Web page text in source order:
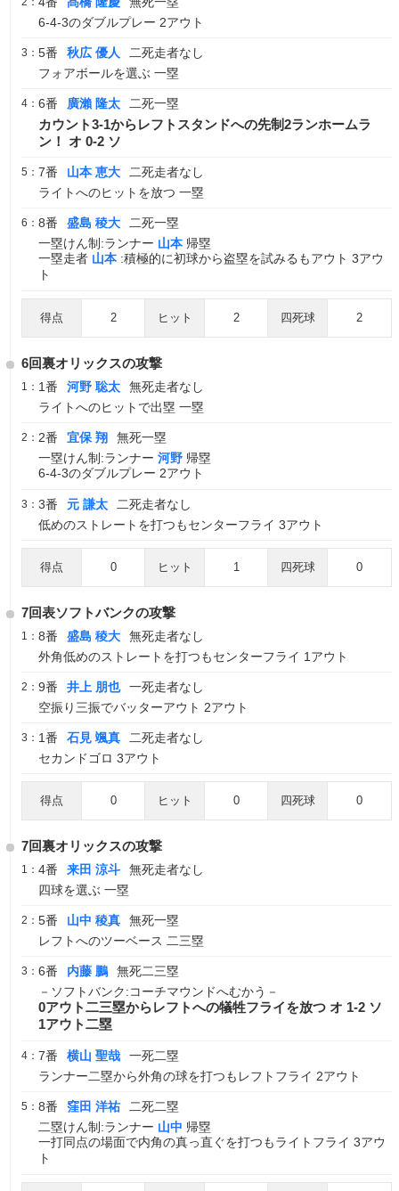
6-4-3のダブルプレー 2アウト
3： 5番 秋広 優人
二死走者なし
フォアボールを選ぶ 一塁
4： 6番 廣瀨 隆太 二死一塁
カウント3-1からレフトスタンドへの先制2ランホームラ
ン！ オ 0-2 ソ
5： 7番 山本 恵大
二死走者なし
ライトへのヒットを放つ 一塁
6： 8番 盛島 稜大
二死一塁
一塁けん制:ランナー 山本 帰塁
一塁走者 山本 :積極的に初球から盗塁を試みるもアウト 3アウ
ト
得点 2 ヒット 2 四死球 2
6回裏オリックスの攻撃
1： 1番 河野 聡太
無死走者なし
ライトへのヒットで出塁 一塁
2： 2番 宜保 翔
無死一塁
一塁けん制:ランナー 河野 帰塁
6-4-3のダブルプレー 2アウト
3： 3番 元 謙太
二死走者なし
低めのストレートを打つもセンターフライ 3アウト
得点 0 ヒット 1 四死球 0
7回表ソフトバンクの攻撃
1： 8番 盛島 稜大
無死走者なし
外角低めのストレートを打つもセンターフライ 1アウト
2： 9番 井上 朋也
一死走者なし
空振り三振でバッターアウト 2アウト
3： 1番 石見 颯真
二死走者なし
セカンドゴロ 3アウト
得点 0 ヒット 0 四死球 0
7回裏オリックスの攻撃
1： 4番 来田 涼斗
無死走者なし
四球を選ぶ 一塁
2： 5番 山中 稜真
無死一塁
レフトへのツーベース 二三塁
3： 6番 内藤 鵬
無死二三塁
－ソフトバンク:コーチマウンドへむかう－
0アウト二三塁からレフトへの犠牲フライを放つ オ 1-2 ソ
1アウト二塁
4： 7番 横山 聖哉
一死二塁
ランナー二塁から外角の球を打つもレフトフライ 2アウト
5： 8番 窪田 洋祐
二死二塁
二塁けん制:ランナー 山中 帰塁
一打同点の場面で内角の真っ直ぐを打つもライトフライ 3アウ
ト